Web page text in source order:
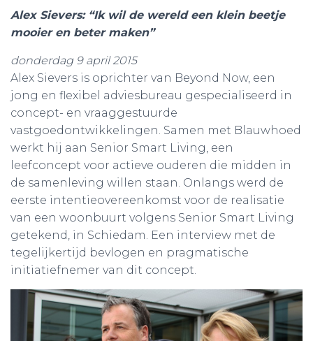
Alex Sievers: “Ik wil de wereld een klein beetje
mooier en beter maken”
donderdag 9 april 2015
Alex Sievers is oprichter van Beyond Now, een
jong en flexibel adviesbureau gespecialiseerd in
concept- en vraaggestuurde
vastgoedontwikkelingen. Samen met Blauwhoed
werkt hij aan Senior Smart Living, een
leefconcept voor actieve ouderen die midden in
de samenleving willen staan. Onlangs werd de
eerste intentieovereenkomst voor de realisatie
van een woonbuurt volgens Senior Smart Living
getekend, in Schiedam. Een interview met de
tegelijkertijd bevlogen en pragmatische
initiatiefnemer van dit concept.